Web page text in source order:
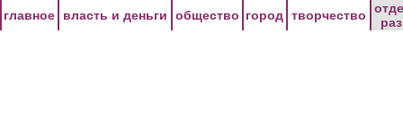
главное власть и деньги общество город творчество